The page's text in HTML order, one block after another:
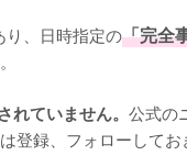
り、日時指定の「完全
ていません。 公式の
録、フォローしてお